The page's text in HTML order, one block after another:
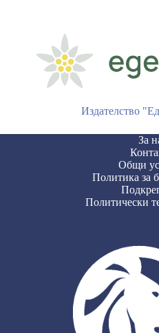
Издателство
За
Общи
Политика за
Политически